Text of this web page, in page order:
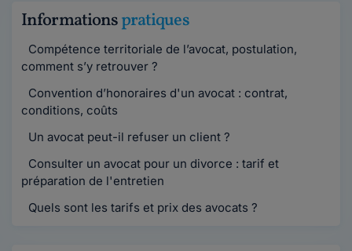
Informationspratiques
Compétence territoriale de l’avocat, postulation,
comment s’y retrouver ?
Convention d’honoraires d'un avocat : contrat,
conditions, coûts
Un avocat peut-il refuser un client ?
Consulter un avocat pour un divorce : tarif et
préparation de l'entretien
Quels sont les tarifs et prix des avocats ?